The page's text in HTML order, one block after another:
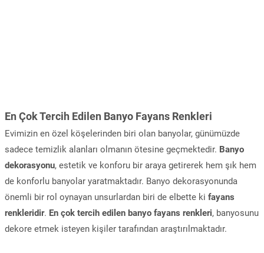
En Çok Tercih Edilen Banyo Fayans Renkleri
Evimizin en özel köşelerinden biri olan banyolar, günümüzde
sadece temizlik alanları olmanın ötesine geçmektedir. Banyo
dekorasyonu, estetik ve konforu bir araya getirerek hem şık hem
de konforlu banyolar yaratmaktadır. Banyo dekorasyonunda
önemli bir rol oynayan unsurlardan biri de elbette ki fayans
renkleridir. En çok tercih edilen banyo fayans renkleri, banyosunu
dekore etmek isteyen kişiler tarafından araştırılmaktadır.